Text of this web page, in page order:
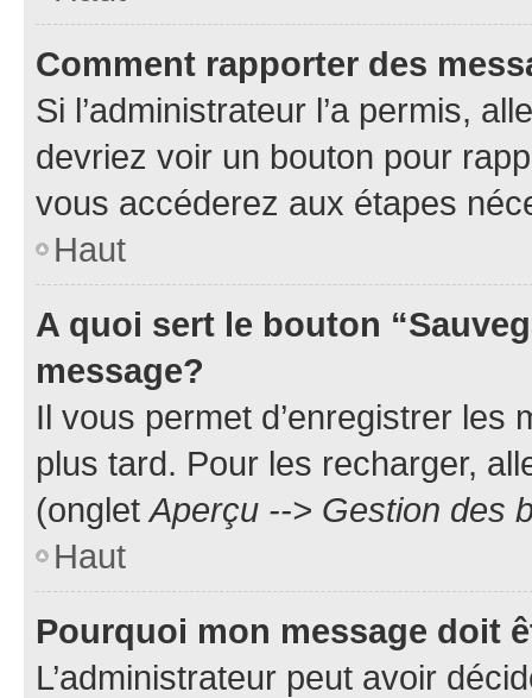
Comment rapporter des
Si l’administrateur l’a permis,
devriez voir un bouton pour
vous accéderez aux étapes
Haut
A quoi sert le bouton
message?
Il vous permet d’enregistrer
plus tard. Pour les recharger,
(ongletAperçu --> Gestion des
Haut
Pourquoi mon message doit
L’administrateur peut avoir